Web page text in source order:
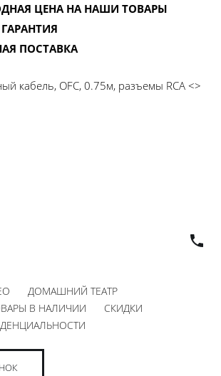
ЦЕНА НА НАШИ ТОВАРЫ
ПОСТАВКА
кабель, OFC, 0.75м, разъемы RCA <>
ДОМАШНИЙ ТЕАТР
В НАЛИЧИИ
СКИДКИ